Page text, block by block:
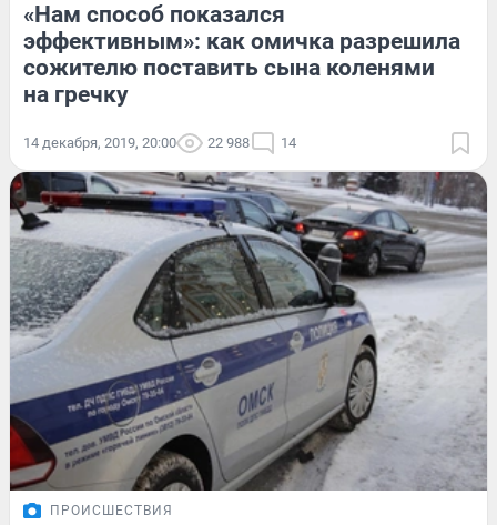
«Нам способ показался
эффективным»: как омичка разрешила
сожителю поставить сына коленями
на гречку
14 декабря, 2019, 20:00 22 988 14
ПРОИСШЕСТВИЯ